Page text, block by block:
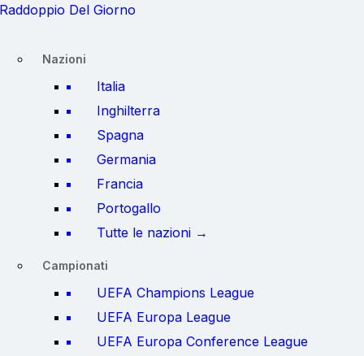
Raddoppio Del Giorno
Nazioni
Italia
Inghilterra
Spagna
Germania
Francia
Portogallo
Tutte le nazioni →
Campionati
UEFA Champions League
UEFA Europa League
UEFA Europa Conference League